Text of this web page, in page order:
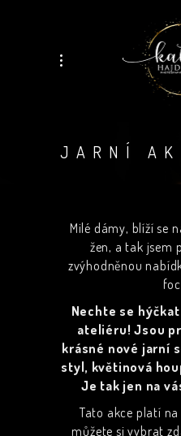
JARNÍ
Milé dámy, blíží se
žen, a tak jsem
zvýhodněnou
Nechte se
ateliéru! Jsou
krásné nové jarní
styl, květinová
Je tak jen na
Tato akce platí
můžete si vybrat